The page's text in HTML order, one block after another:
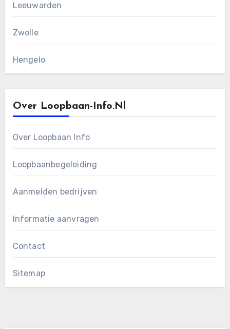
Leeuwarden
Zwolle
Hengelo
Over Loopbaan-Info.nl
Over Loopbaan Info
Loopbaanbegeleiding
Aanmelden bedrijven
Informatie aanvragen
Contact
Sitemap